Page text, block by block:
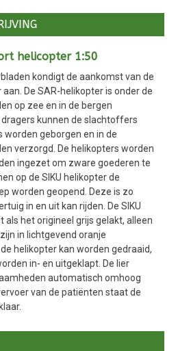
helicopter 1:50
kondigt de aankomst van de
De SAR-helikopter is onder de
op zee en in de bergen
kunnen de slachtoffers
geborgen en in de
verzorgd. De helikopters worden
ingezet om zware goederen te
op de SIKU helikopter de
worden geopend. Deze is zo
in en uit kan rijden. De SIKU
het origineel grijs gelakt, alleen
in lichtgevend oranje
helikopter kan worden gedraaid,
in- en uitgeklapt. De lier
automatisch omhoog
van de patiënten staat de